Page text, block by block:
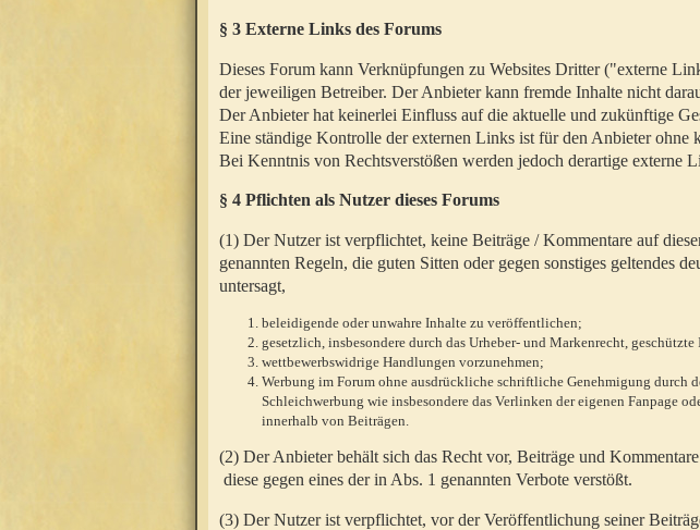
§ 3 Externe Links des Forums
Dieses Forum kann Verknüpfungen zu Websites Dritter ("externe
der jeweiligen Betreiber. Der Anbieter kann fremde Inhalte nicht
Der Anbieter hat keinerlei Einfluss auf die aktuelle und zukünftige
Eine ständige Kontrolle der externen Links ist für den Anbieter ohne
Bei Kenntnis von Rechtsverstößen werden jedoch derartige externe
§ 4 Pflichten als Nutzer dieses Forums
(1) Der Nutzer ist verpflichtet, keine Beiträge / Kommentare auf
genannten Regeln, die guten Sitten oder gegen sonstiges geltendes
untersagt,
beleidigende oder unwahre Inhalte zu veröffentlichen;
gesetzlich, insbesondere durch das Urheber- und Markenrecht,
wettbewerbswidrige Handlungen vorzunehmen;
Werbung im Forum ohne ausdrückliche schriftliche Genehmigung durch
Schleichwerbung wie insbesondere das Verlinken der eigenen Fanpage
innerhalb von Beiträgen.
(2) Der Anbieter behält sich das Recht vor, Beiträge und
diese gegen eines der in Abs. 1 genannten Verbote verstößt.
(3) Der Nutzer ist verpflichtet, vor der Veröffentlichung seiner